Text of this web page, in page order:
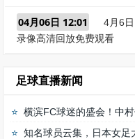
04月06日 12:01
4月6
录像高清回放免费观看
足球直播新闻
横滨FC球迷的盛会！中村
知名球员云集，日本女足